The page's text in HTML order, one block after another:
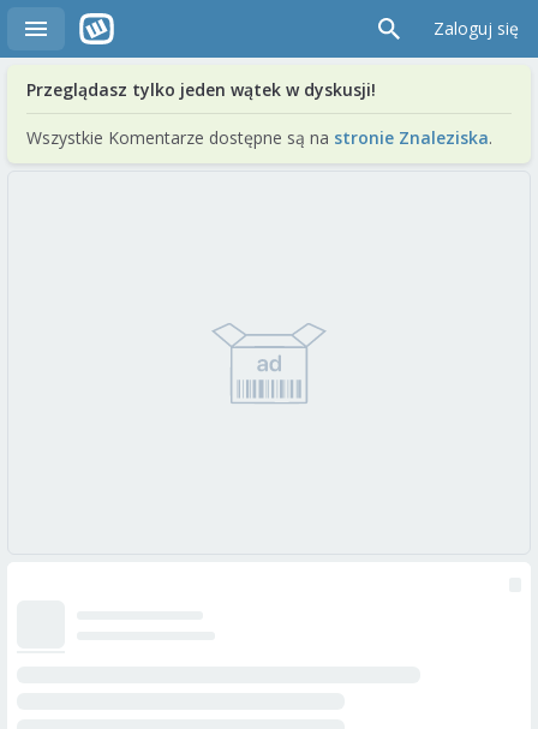
Zaloguj się
Przeglądasz tylko jeden wątek w dyskusji!
Wszystkie Komentarze dostępne są na stronie Znaleziska.